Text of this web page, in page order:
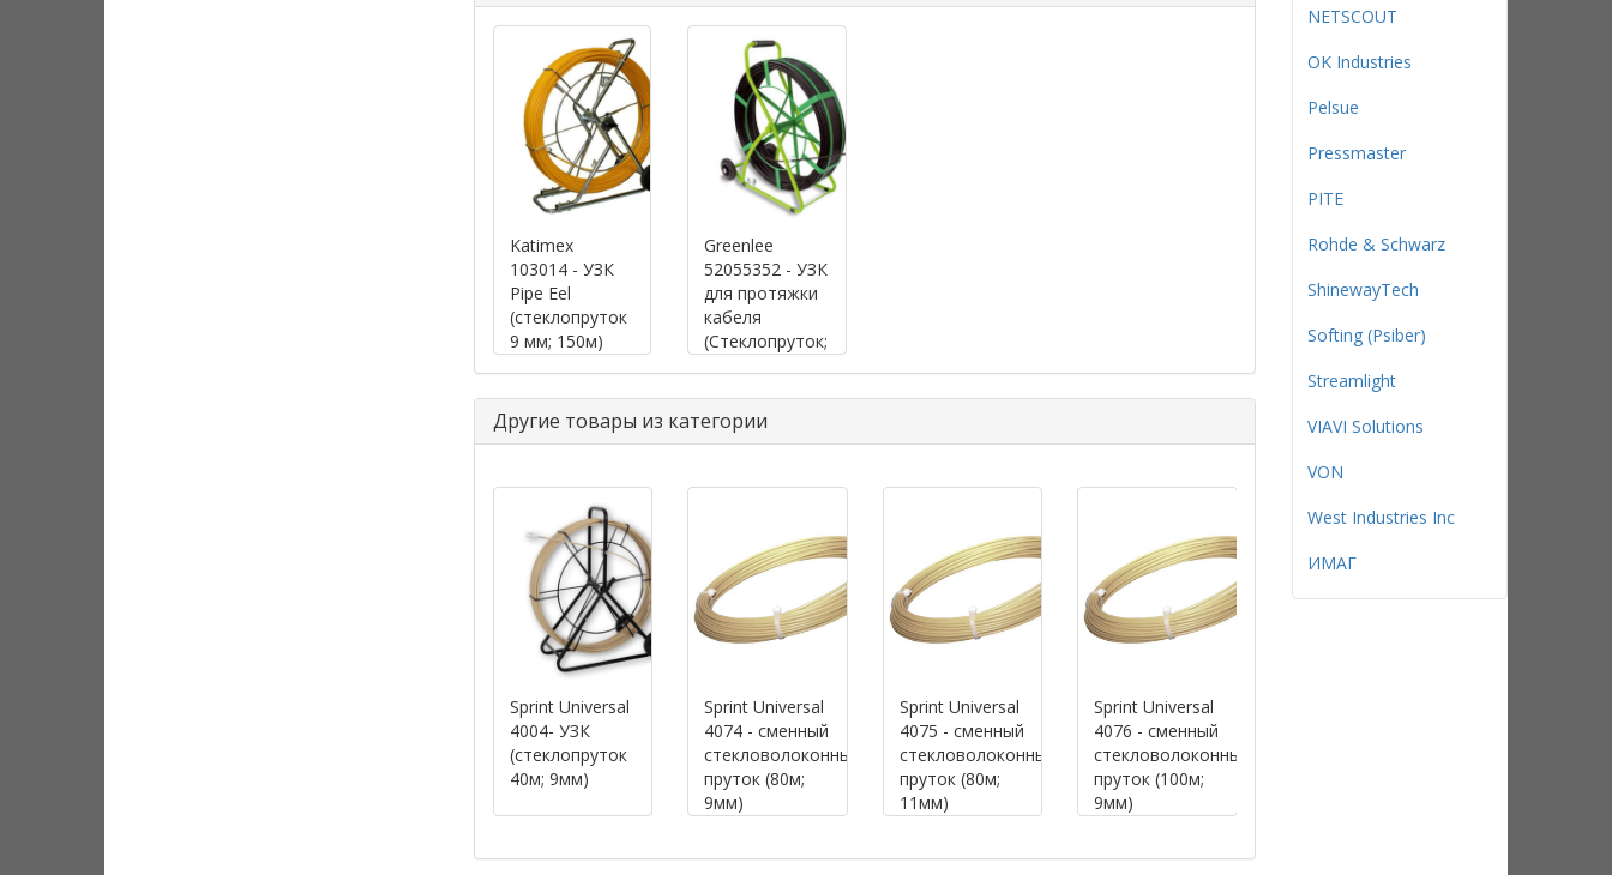
Katimex
103014 - УЗК
Pipe Eel
(стеклопруток
9 мм; 150м)
Greenlee
52055352 - УЗК
для протяжки
кабеля
(Стеклопруток;
Другие товары из категории
Sprint Universal
4004- УЗК
(стеклопруток
40м; 9мм)
Sprint Universal
4074 - сменный
стекловолоконный
пруток (80м;
9мм)
Sprint Universal
4075 - сменный
стекловолоконный
пруток (80м;
11мм)
Sprint Universal
4076 - сменный
стекловолоконный
пруток (100м;
9мм)
NETSCOUT
OK Industries
Pelsue
Pressmaster
PITE
Rohde & Schwarz
ShinewayTech
Softing (Psiber)
Streamlight
VIAVI Solutions
VON
West Industries Inc
ИМАГ